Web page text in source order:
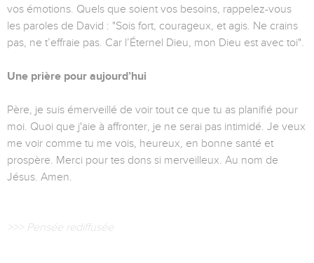
vos émotions. Quels que soient vos besoins, rappelez-vous
les paroles de David : "Sois fort, courageux, et agis. Ne crains
pas, ne t’effraie pas. Car l’Éternel Dieu, mon Dieu est avec toi".
Une prière pour aujourd’hui
Père, je suis émerveillé de voir tout ce que tu as planifié pour
moi. Quoi que j'aie à affronter, je ne serai pas intimidé. Je veux
me voir comme tu me vois, heureux, en bonne santé et
prospère. Merci pour tes dons si merveilleux. Au nom de
Jésus. Amen.
>>> Pensée rediffusée